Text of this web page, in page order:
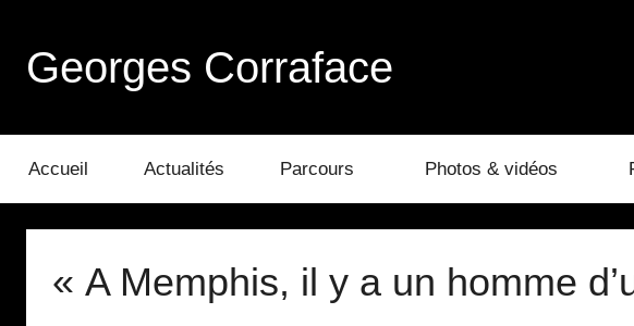
contenu
Georges Corraface
Accueil Actualités Parcours Photos & vidéos
« A Memphis, il y a un homme